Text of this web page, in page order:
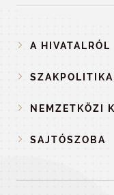
A HIVATALRÓL
NEMZETKÖZI
SAJTÓSZOBA